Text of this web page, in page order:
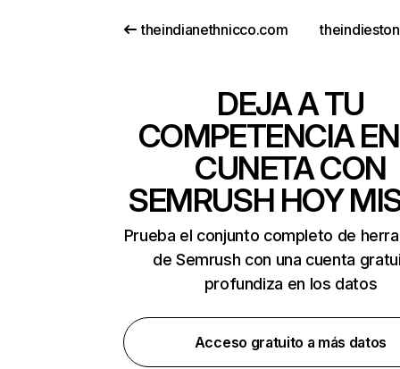
theindianethnicco.com
DEJA A TU
COMPETENCIA
CUNETA CON
SEMRUSH HOY
Prueba el conjunto completo de
de Semrush con una cuenta
profundiza en los datos
Acceso gratuito a más datos